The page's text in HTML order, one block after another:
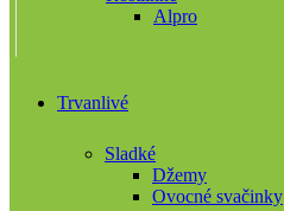
Alpro
Trvanlivé
Sladké
Džemy
Ovocné svačinky